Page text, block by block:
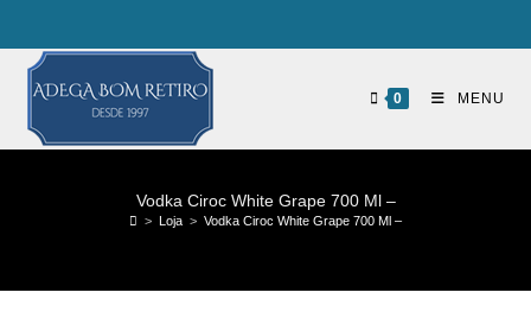
0 MENU
Vodka Ciroc White Grape 700 Ml –
> Loja > Vodka Ciroc White Grape 700 Ml –